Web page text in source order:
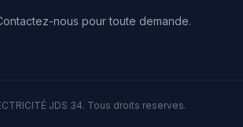
nous pour toute demande.
JDS 34. Tous droits reserves.